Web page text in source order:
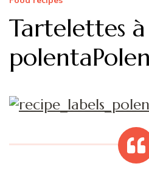
Tartelettes
polenta